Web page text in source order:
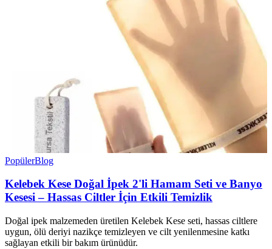
PopülerBlog
Kelebek Kese Doğal İpek 2'li Hamam Seti ve Banyo
Kesesi – Hassas Ciltler İçin Etkili Temizlik
Doğal ipek malzemeden üretilen Kelebek Kese seti, hassas ciltlere
uygun, ölü deriyi nazikçe temizleyen ve cilt yenilenmesine katkı
sağlayan etkili bir bakım ürünüdür.